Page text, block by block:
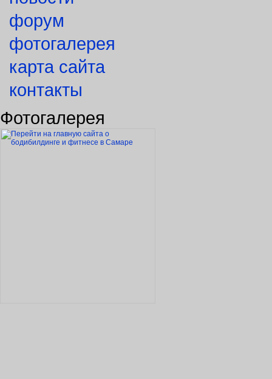
форум
фотогалерея
карта сайта
контакты
Фотогалерея